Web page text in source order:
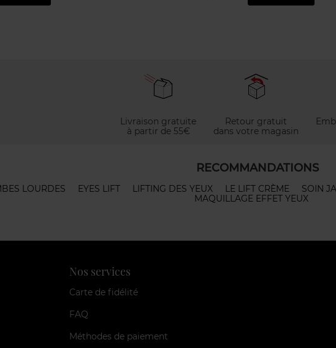
Livraison gratuite
à partir de 55€
Retour gratuit
dans votre magasin
RECOMMANDATIONS
LOURDES EYES LIFT LIFTING DES YEUX LE LIFT CRÈME SOIN
MAQUILLAGE EFFET YEUX
Nos services
Carte de fidélité
FAQ
Méthodes de paiement